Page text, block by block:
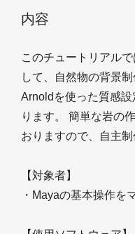
内容
このチュートリアル
して、自然物の背景
Arnoldを使った質感
ります。 簡単な岩の
おりますので、自主
【対象者】
・Mayaの基本操作を